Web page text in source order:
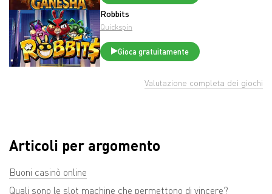
Robbits
Quickspin
Gioca gratuitamente
Valutazione completa dei giochi
Articoli per argomento
Buoni casinò online
Quali sono le slot machine che permettono di vincere?